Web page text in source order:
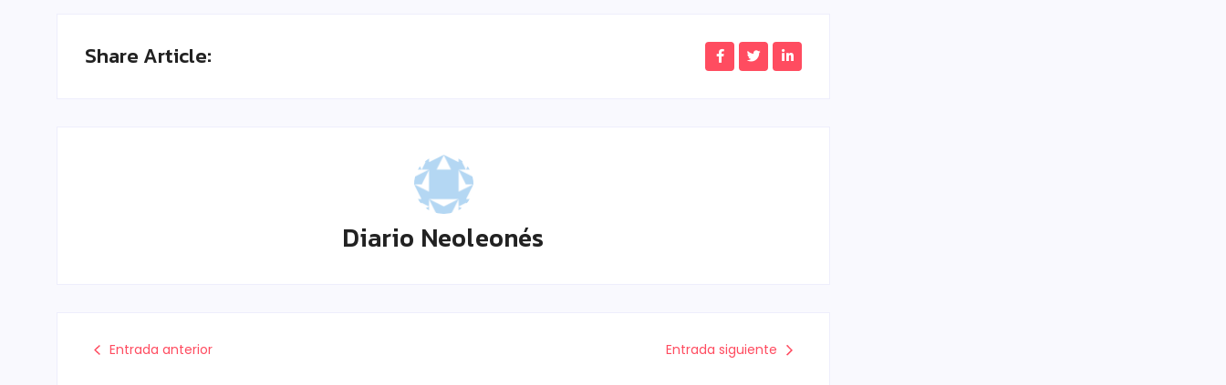
Share Article:
Diario Neoleonés
Entrada anterior Entrada siguiente